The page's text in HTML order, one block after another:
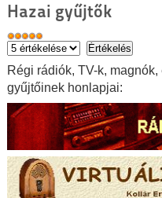
Hazai gyűjtők
Régi rádiók, TV-k,
gyűjtőinek honlapjai: